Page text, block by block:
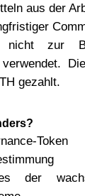
aus der
zur
verwendet.
gezahlt.
der